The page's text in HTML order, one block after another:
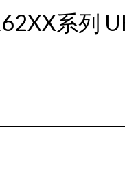
系列